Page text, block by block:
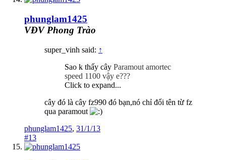
phunglam1425
VĐV Phong Trào
super_vinh said: ↑
Sao k thấy cây Paramout amortec
speed 1100 vậy e???
Click to expand...
cây đó là cây fz990 đó bạn,nó chỉ đổi tên từ fz
qua paramout
phunglam1425, 31/1/13
#13